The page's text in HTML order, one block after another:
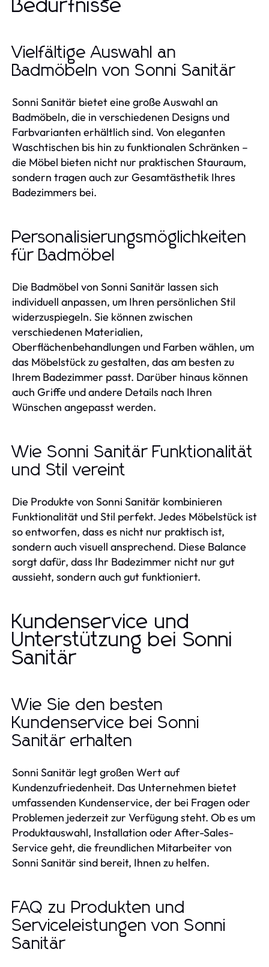
Bedürfnisse
Vielfältige Auswahl an
Badmöbeln von Sonni Sanitär
Sonni Sanitär bietet eine große Auswahl an
Badmöbeln, die in verschiedenen Designs und
Farbvarianten erhältlich sind. Von eleganten
Waschtischen bis hin zu funktionalen Schränken –
die Möbel bieten nicht nur praktischen Stauraum,
sondern tragen auch zur Gesamtästhetik Ihres
Badezimmers bei.
Personalisierungsmöglichkeiten
für Badmöbel
Die Badmöbel von Sonni Sanitär lassen sich
individuell anpassen, um Ihren persönlichen Stil
widerzuspiegeln. Sie können zwischen
verschiedenen Materialien,
Oberflächenbehandlungen und Farben wählen, um
das Möbelstück zu gestalten, das am besten zu
Ihrem Badezimmer passt. Darüber hinaus können
auch Griffe und andere Details nach Ihren
Wünschen angepasst werden.
Wie Sonni Sanitär Funktionalität
und Stil vereint
Die Produkte von Sonni Sanitär kombinieren
Funktionalität und Stil perfekt. Jedes Möbelstück ist
so entworfen, dass es nicht nur praktisch ist,
sondern auch visuell ansprechend. Diese Balance
sorgt dafür, dass Ihr Badezimmer nicht nur gut
aussieht, sondern auch gut funktioniert.
Kundenservice und
Unterstützung bei Sonni
Sanitär
Wie Sie den besten
Kundenservice bei Sonni
Sanitär erhalten
Sonni Sanitär legt großen Wert auf
Kundenzufriedenheit. Das Unternehmen bietet
umfassenden Kundenservice, der bei Fragen oder
Problemen jederzeit zur Verfügung steht. Ob es um
Produktauswahl, Installation oder After-Sales-
Service geht, die freundlichen Mitarbeiter von
Sonni Sanitär sind bereit, Ihnen zu helfen.
FAQ zu Produkten und
Serviceleistungen von Sonni
Sanitär